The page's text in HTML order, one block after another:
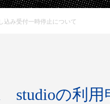
み受付一時停止について
studioの利